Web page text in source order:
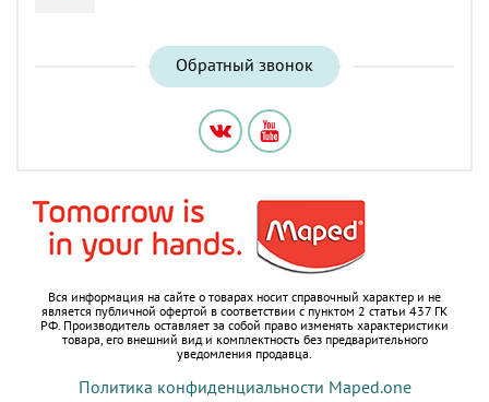
Обратный звонок
Вся информация на сайте о товарах носит справочный характер и не
является публичной офертой в соответствии с пунктом 2 статьи 437 ГК
РФ. Производитель оставляет за собой право изменять характеристики
товара, его внешний вид и комплектность без предварительного
уведомления продавца.
Политика конфиденциальности Maped.one